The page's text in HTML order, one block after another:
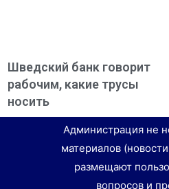
Шведский банк говорит
рабочим, какие трусы
носить
Администрация не
материалов
размещают
вопросов и